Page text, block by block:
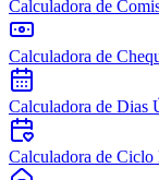
Calculadora de
Calculadora de
Calculadora de Dias
Calculadora de Ciclo